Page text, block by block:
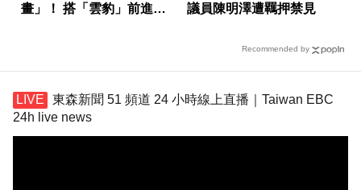
畫」！ 搭「雲豹」前進衡
議員陳明澤遭羈押禁見
Recommended by
東森新聞 51 頻道 24 小時線上直播｜Taiwan EBC
24h live news